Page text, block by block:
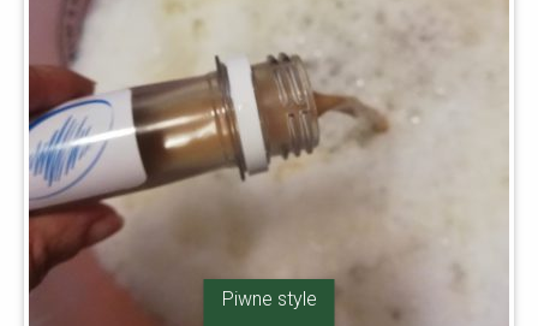
Piwne style